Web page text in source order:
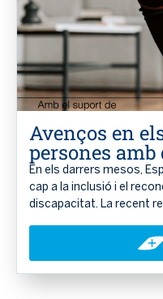
Avenços en
persones
En els darrers mesos,
cap a la inclusió i el
discapacitat. La recent